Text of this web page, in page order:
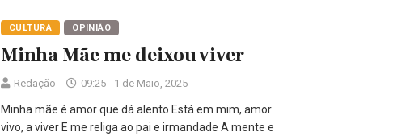
CULTURA OPINIÃO
Minha Mãe me deixou viver
Redação 09:25 - 1 de Maio, 2025
Minha mãe é amor que dá alento Está em mim, amor
vivo, a viver E me religa ao pai e irmandade A mente e